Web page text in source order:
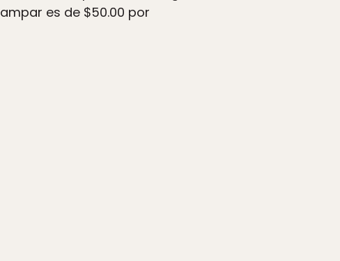
es de $50.00 por